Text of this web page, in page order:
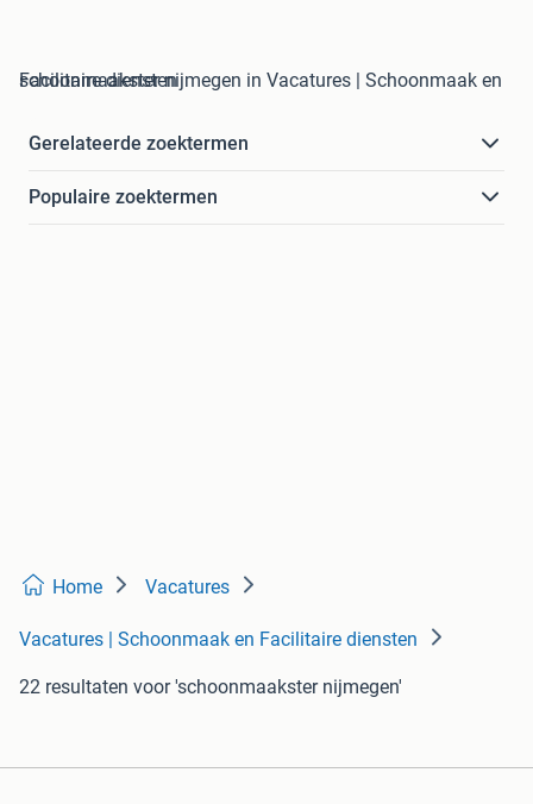
schoonmaakster nijmegen in Vacatures | Schoonmaak en Facilitaire diensten
Gerelateerde zoektermen
Populaire zoektermen
Home Vacatures
Vacatures | Schoonmaak en Facilitaire diensten
22 resultaten voor 'schoonmaakster nijmegen'